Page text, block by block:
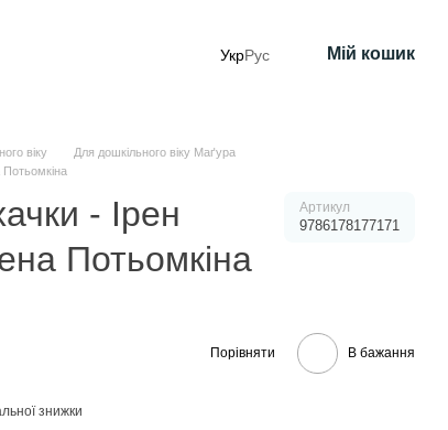
УкрРус Мій кошик
віку
Для дошкільного віку Маґура
- Ірен
Потьомкіна
Артикул
9786178177171
Порівняти В бажання
знижки